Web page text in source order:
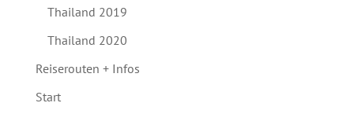
Thailand 2019
Thailand 2020
Reiserouten + Infos
Start